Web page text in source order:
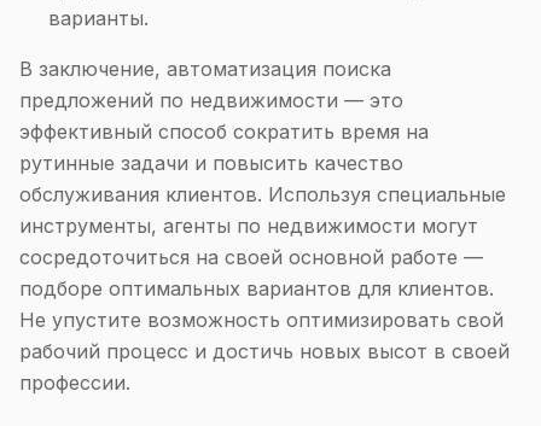
варианты.
В заключение, автоматизация поиска
предложений по недвижимости — это
эффективный способ сократить время на
рутинные задачи и повысить качество
обслуживания клиентов. Используя специальные
инструменты, агенты по недвижимости могут
сосредоточиться на своей основной работе —
подборе оптимальных вариантов для клиентов.
Не упустите возможность оптимизировать свой
рабочий процесс и достичь новых высот в своей
профессии.